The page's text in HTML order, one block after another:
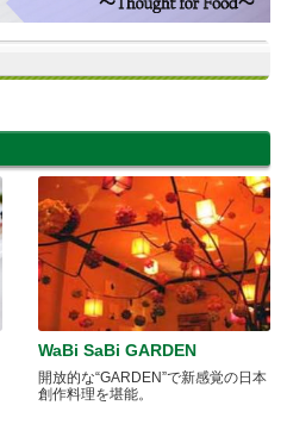
WaBi SaBi GARDEN
開放的な“GARDEN”で新感覚の日本
創作料理を堪能。